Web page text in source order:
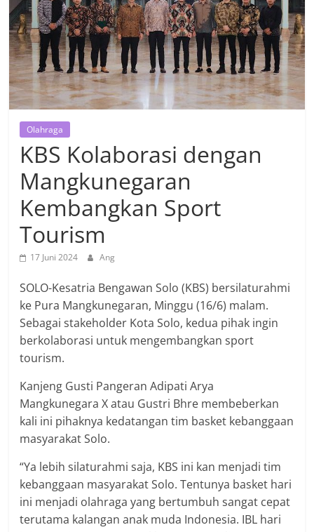
Olahraga
KBS Kolaborasi dengan
Mangkunegaran
Kembangkan Sport
Tourism
17 Juni 2024 Ang
SOLO-Kesatria Bengawan Solo (KBS) bersilaturahmi
ke Pura Mangkunegaran, Minggu (16/6) malam.
Sebagai stakeholder Kota Solo, kedua pihak ingin
berkolaborasi untuk mengembangkan sport
tourism.
Kanjeng Gusti Pangeran Adipati Arya
Mangkunegara X atau Gustri Bhre membeberkan
kali ini pihaknya kedatangan tim basket kebanggaan
masyarakat Solo.
“Ya lebih silaturahmi saja, KBS ini kan menjadi tim
kebanggaan masyarakat Solo. Tentunya basket hari
ini menjadi olahraga yang bertumbuh sangat cepat
terutama kalangan anak muda Indonesia. IBL hari